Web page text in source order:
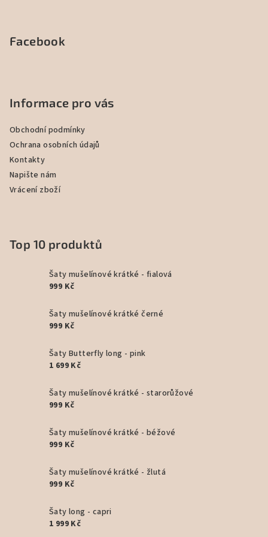
Facebook
Informace pro vás
Obchodní podmínky
Ochrana osobních údajů
Kontakty
Napište nám
Vrácení zboží
Top 10 produktů
Šaty mušelínové krátké - fialová
999 Kč
Šaty mušelínové krátké černé
999 Kč
Šaty Butterfly long - pink
1 699 Kč
Šaty mušelínové krátké - starorůžové
999 Kč
Šaty mušelínové krátké - béžové
999 Kč
Šaty mušelínové krátké - žlutá
999 Kč
Šaty long - capri
1 999 Kč